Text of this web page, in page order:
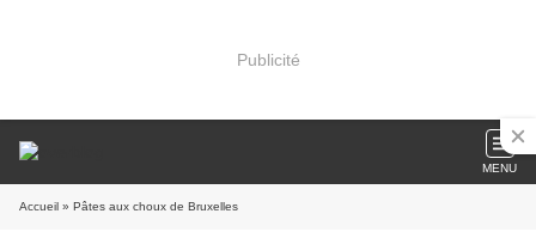
Publicité
MENU
Accueil » Pâtes aux choux de Bruxelles